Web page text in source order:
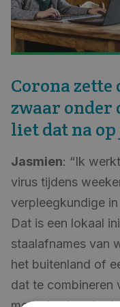
Corona zette
zwaar
liet dat na
Jasmien: “Ik
virus tijdens
verpleegkundige
Dat is een lokaal
staalafnames van
het buitenland of
dat te combineren